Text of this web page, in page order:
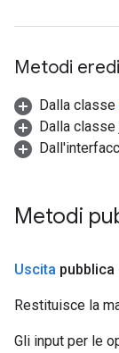
Metodi
Dalla classe
Dalla classe
Metodi
Uscita pubblica
Restituisce la
Gli input per le